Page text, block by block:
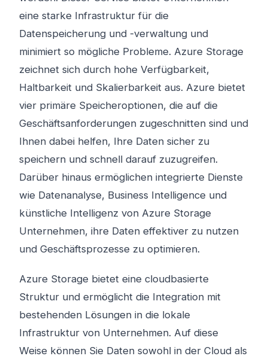
eine starke Infrastruktur für die
Datenspeicherung und -verwaltung und
minimiert so mögliche Probleme. Azure Storage
zeichnet sich durch hohe Verfügbarkeit,
Haltbarkeit und Skalierbarkeit aus. Azure bietet
vier primäre Speicheroptionen, die auf die
Geschäftsanforderungen zugeschnitten sind und
Ihnen dabei helfen, Ihre Daten sicher zu
speichern und schnell darauf zuzugreifen.
Darüber hinaus ermöglichen integrierte Dienste
wie Datenanalyse, Business Intelligence und
künstliche Intelligenz von Azure Storage
Unternehmen, ihre Daten effektiver zu nutzen
und Geschäftsprozesse zu optimieren.
Azure Storage bietet eine cloudbasierte
Struktur und ermöglicht die Integration mit
bestehenden Lösungen in die lokale
Infrastruktur von Unternehmen. Auf diese
Weise können Sie Daten sowohl in der Cloud als